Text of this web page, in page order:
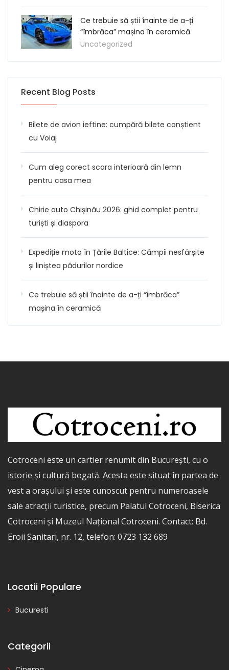
Ce trebuie să știi înainte de a-ți
“îmbrăca” mașina în ceramică
Uncategorized
Recent Blog Posts
Bilete de avion ieftine: cumpără bilete conștient
cu Voiaj
Cum aleg corect scara interioară din lemn
pentru casa mea
Chirie auto Chișinău 2026: ghid complet pentru
turiști și diaspora
Expediție moto în Țările Baltice: Câmpii nesfârșite
și liniștea pădurilor nordice
Ce trebuie să știi înainte de a-ți “îmbrăca”
mașina în ceramică
Cotroceni este un cartier renumit din București, cu o
istorie și cultură bogată. Acesta este situat în partea de
vest a orașului și este cunoscut pentru numeroasele
sale atracții turistice, precum Palatul Cotroceni, Biserica
Cotroceni și Muzeul Național Cotroceni. Contact: Bd.
Eroii Sanitari, nr. 12, telefon: 0723 132 689
Locatii Populare
Bucuresti
Categorii